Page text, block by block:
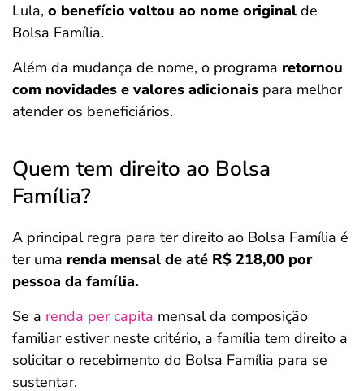
Lula, o benefício voltou ao nome original de
Bolsa Família.
Além da mudança de nome, o programa retornou
com novidades e valores adicionais para melhor
atender os beneficiários.
Quem tem direito ao Bolsa
Família?
A principal regra para ter direito ao Bolsa Família é
ter uma renda mensal de até R$ 218,00 por
pessoa da família.
Se a renda per capita mensal da composição
familiar estiver neste critério, a família tem direito a
solicitar o recebimento do Bolsa Família para se
sustentar.